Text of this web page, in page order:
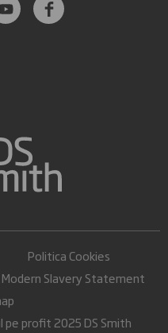
Politica Cookies
Modern Slavery Statement
profit 2025 DS Smith